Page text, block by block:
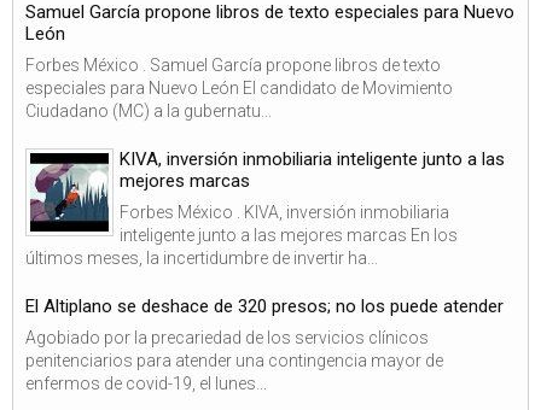
Samuel García propone libros de texto especiales para Nuevo
León
Forbes México . Samuel García propone libros de texto
especiales para Nuevo León El candidato de Movimiento
Ciudadano (MC) a la gubernatu...
KIVA, inversión inmobiliaria inteligente junto a las
mejores marcas
Forbes México . KIVA, inversión inmobiliaria
inteligente junto a las mejores marcas En los
últimos meses, la incertidumbre de invertir ha...
El Altiplano se deshace de 320 presos; no los puede atender
Agobiado por la precariedad de los servicios clínicos
penitenciarios para atender una contingencia mayor de
enfermos de covid-19, el lunes...